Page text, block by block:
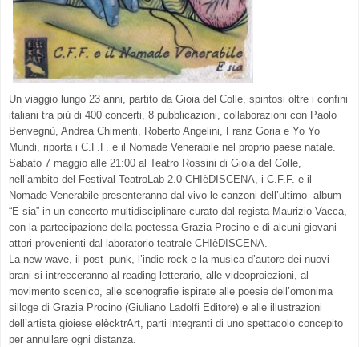
Un viaggio lungo 23 anni, partito da Gioia del Colle, spintosi oltre i confini
italiani tra più di 400 concerti, 8 pubblicazioni, collaborazioni con Paolo
Benvegnù, Andrea Chimenti, Roberto Angelini, Franz Goria e Yo Yo
Mundi, riporta i C.F.F. e il Nomade Venerabile nel proprio paese natale.
Sabato 7 maggio alle 21:00 al Teatro Rossini di Gioia del Colle,
nell’ambito del Festival TeatroLab 2.0 CHIèDISCENA, i C.F.F. e il
Nomade Venerabile presenteranno dal vivo le canzoni dell ’ultimo album
“E sia” in un concerto multidisciplinare curato dal regista Maurizio Vacca,
con la partecipazione della poetessa Grazia Procino e di alcuni giovani
attori provenienti dal laboratorio teatrale CHIèDISCENA.
La new wave, il post–punk, l ’indie rock e la musica d’autore dei nuovi
brani si intrecceranno al reading letterario, alle videoproiezioni, al
movimento scenico, alle scenografie ispirate alle poesie dell ’omonima
silloge di Grazia Procino (Giuliano Ladolfi Editore) e alle illustrazioni
dell ’artista gioiese elècktrArt, parti integranti di uno spettacolo concepito
per annullare ogni distanza.